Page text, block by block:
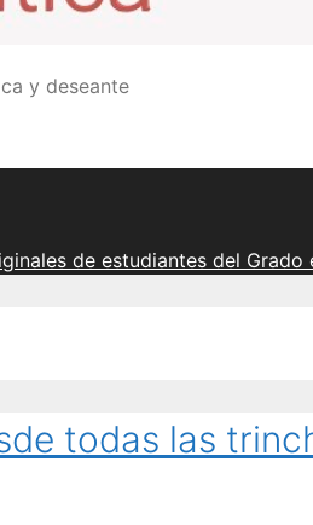
y deseante
de estudiantes del Grado
todas las